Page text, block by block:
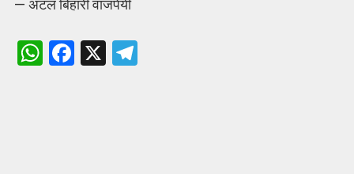
— अटल बिहारी वाजपेयी
W
F
X